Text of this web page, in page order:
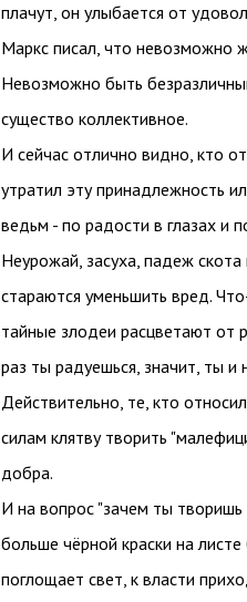
плачут, он улыбается от
Маркс писал, что невозможно
Невозможно быть
существо коллективное.
И сейчас отлично видно, кто
утратил эту принадлежность
ведьм - по радости в глазах и
Неурожай, засуха, падеж
стараются уменьшить вред.
тайные злодеи расцветают от
раз ты радуешься, значит, ты и
Действительно, те, кто
силам клятву творить
добра.
И на вопрос "зачем ты
больше чёрной краски на
поглощает свет, к власти